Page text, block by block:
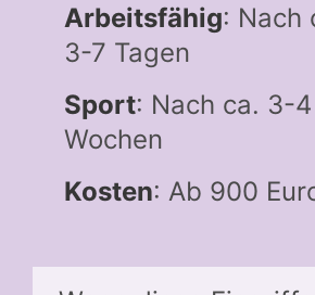
Arbeitsfähig: Nach
3-7 Tagen
Sport: Nach ca. 3-4
Wochen
Kosten: Ab 900